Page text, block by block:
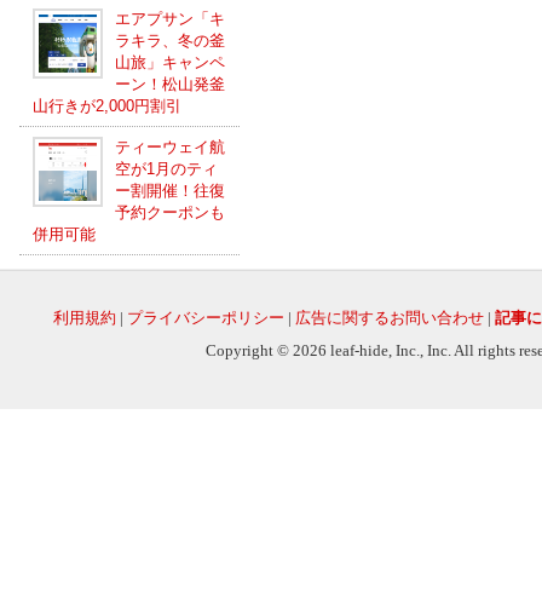
エアプサン「キ
ラキラ、冬の釜
山旅」キャンペ
ーン！松山発釜
山行きが2,000円割引
ティーウェイ航
空が1月のティ
ー割開催！往復
予約クーポンも
併用可能
利用規約 | プライバシーポリシー | 広告に関するお問い合わせ | 記事
Copyright © 2026 leaf-hide, Inc., Inc. All rights